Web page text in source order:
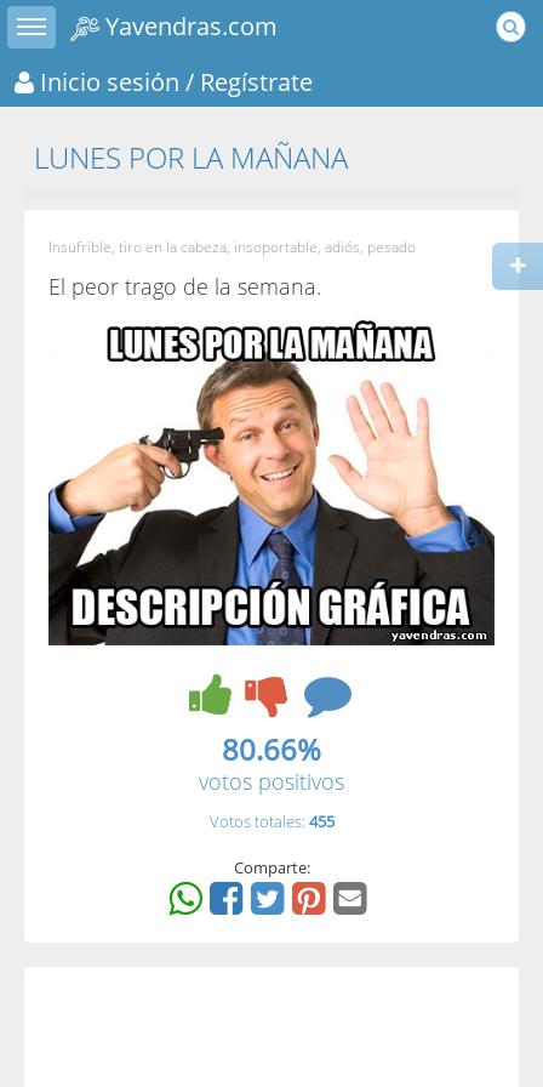
Toggle sidebar
Yavendras.com
Inicio sesión / Regístrate
LUNES POR LA MAÑANA
Insufrible, tiro en la cabeza, insoportable, adiós, pesado
El peor trago de la semana.
80.66%
votos positivos
Votos totales: 455
Comparte: